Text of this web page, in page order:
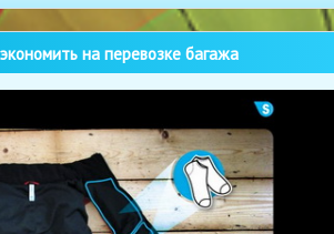
на перевозке багажа